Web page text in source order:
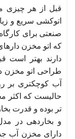
قبل از هر چیزی
اتوکشی سریع و
صنعتی برای
که اتو مخزن
دارند بهتر است
طراحی اتو مخزن
آب کوچکتری بر
حالیست که اکثر
تر بوده و قدرت
و بخاردهی در
دارای مخزن آب